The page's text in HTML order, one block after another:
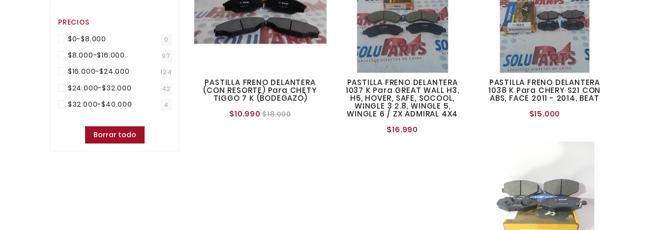
PRECIOS
$0-$8.000
0
$8.000-$16.000 97
$16.000-$24.000 124
$24.000-$32.000 42
$32.000-$40.000 4
Borrar todo
PASTILLA FRENO DELANTERA
(CON RESORTE) Para CHETY
TIGGO 7 K (BODEGAZO)
$10.990 Precio
$18.000Precio
PASTILLA FRENO DELANTERA
1037 K Para GREAT WALL H3,
H5, HOVER, SAFE, SOCOOL,
WINGLE 3 2.8, WINGLE 5,
WINGLE 6 / ZX ADMIRAL 4X4
$16.990
PASTILLA FRENO DELANTERA
1038 K Para CHERY S21 CON
ABS, FACE 2011 - 2014, BEAT
$15.000